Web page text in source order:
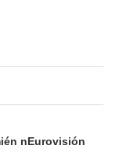
nEurovisión